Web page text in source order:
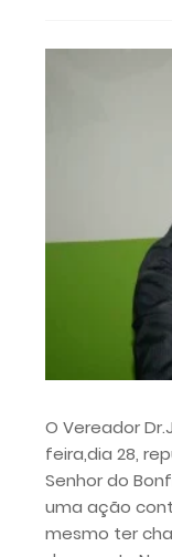
O Vereador
feira,dia 28,
Senhor do
uma ação
mesmo ter